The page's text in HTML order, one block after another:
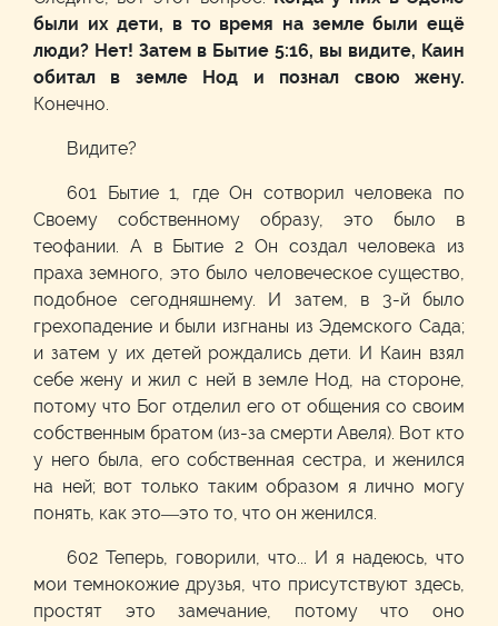
были их дети, в то время на земле были ещё
люди? Нет! Затем в Бытие 5:16, вы видите, Каин
обитал в земле Нод и познал свою жену.
Конечно.
Видите?
601 Бытие 1, где Он сотворил человека по
Своему собственному образу, это было в
теофании. А в Бытие 2 Он создал человека из
праха земного, это было человеческое существо,
подобное сегодняшнему. И затем, в 3-й было
грехопадение и были изгнаны из Эдемского Сада;
и затем у их детей рождались дети. И Каин взял
себе жену и жил с ней в земле Нод, на стороне,
потому что Бог отделил его от общения со своим
собственным братом (из-за смерти Авеля). Вот кто
у него была, его собственная сестра, и женился
на ней; вот только таким образом я лично могу
понять, как это—это то, что он женился.
602 Теперь, говорили, что... И я надеюсь, что
мои темнокожие друзья, что присутствуют здесь,
простят это замечание, потому что оно